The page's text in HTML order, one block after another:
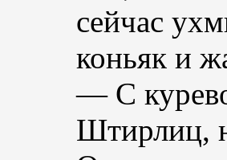
сейчас
коньяк и
— С
Штирлиц,